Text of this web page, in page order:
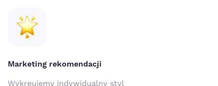
Marketing rekomendacji
Wykreujemy indywidualny styl